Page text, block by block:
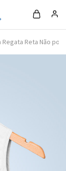
Regata Reta Não